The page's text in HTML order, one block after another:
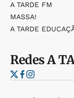
A TARDE FM
MASSA!
A TARDE
RedesA